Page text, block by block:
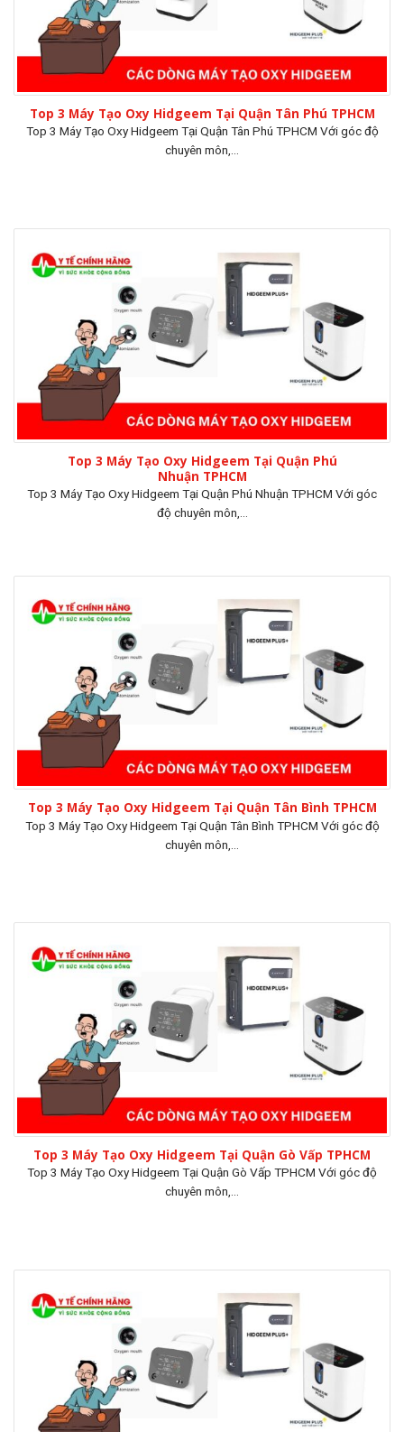
Top 3 Máy Tạo Oxy Hidgeem Tại Quận Tân Phú TPHCM
Top 3 Máy Tạo Oxy Hidgeem Tại Quận Tân Phú TPHCM Với góc độ
chuyên môn,...
Top 3 Máy Tạo Oxy Hidgeem Tại Quận Phú
Nhuận TPHCM
Top 3 Máy Tạo Oxy Hidgeem Tại Quận Phú Nhuận TPHCM Với góc
độ chuyên môn,...
Top 3 Máy Tạo Oxy Hidgeem Tại Quận Tân Bình TPHCM
Top 3 Máy Tạo Oxy Hidgeem Tại Quận Tân Bình TPHCM Với góc độ
chuyên môn,...
Top 3 Máy Tạo Oxy Hidgeem Tại Quận Gò Vấp TPHCM
Top 3 Máy Tạo Oxy Hidgeem Tại Quận Gò Vấp TPHCM Với góc độ
chuyên môn,...